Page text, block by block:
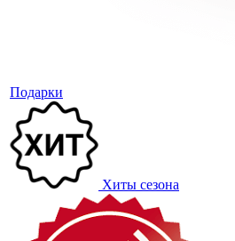
Подарки
Хиты сезона